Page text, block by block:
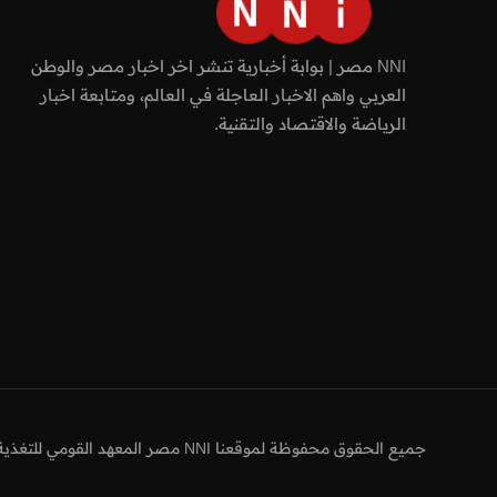
NNI مصر | بوابة أخبارية تنشر اخر اخبار مصر والوطن
العربي واهم الاخبار العاجلة في العالم، ومتابعة اخبار
الرياضة والاقتصاد والتقنية.
جميع الحقوق محفوظة لموقعنا NNI مصر المعهد القومي للتغذية